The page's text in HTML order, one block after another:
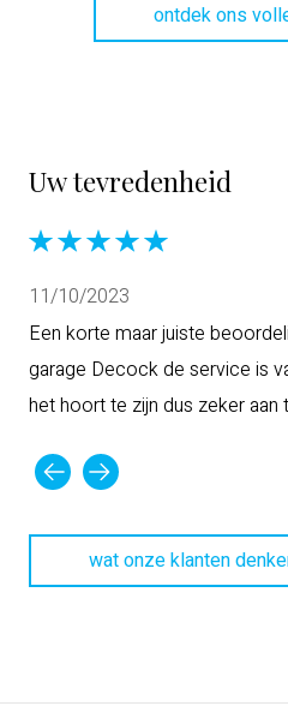
ontdek ons
Uw tevredenheid
11/10/2023
Een korte maar juiste
garage Decock de service is
het hoort te zijn dus zeker aan
wat onze klanten